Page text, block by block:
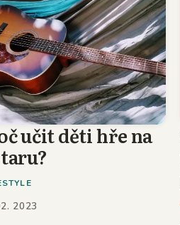
učit děti hře na
2023